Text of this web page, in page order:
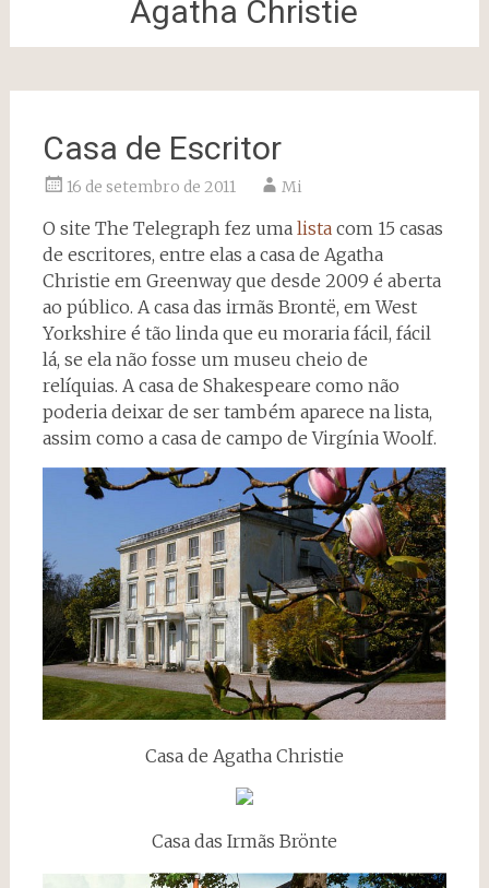
Agatha Christie
Casa de Escritor
16 de setembro de 2011 Mi
O site The Telegraph fez uma listacom 15 casas
de escritores, entre elas a casa de Agatha
Christie em Greenway que desde 2009 é aberta
ao público. A casa das irmãs Brontë, em West
Yorkshire é tão linda que eu moraria fácil, fácil
lá, se ela não fosse um museu cheio de
relíquias. A casa de Shakespeare como não
poderia deixar de ser também aparece na lista,
assim como a casa de campo de Virgínia Woolf.
Casa de Agatha Christie
Casa das Irmãs Brönte